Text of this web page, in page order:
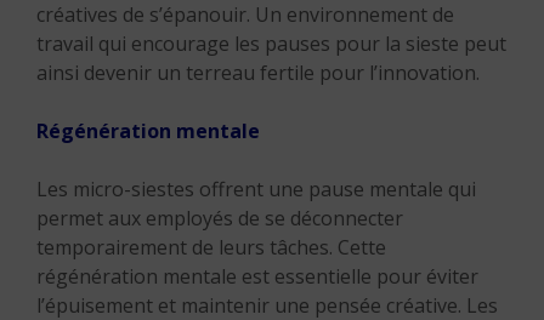
créatives de s’épanouir. Un environnement de
travail qui encourage les pauses pour la sieste peut
ainsi devenir un terreau fertile pour l’innovation.
Régénération mentale
Les micro-siestes offrent une pause mentale qui
permet aux employés de se déconnecter
temporairement de leurs tâches. Cette
régénération mentale est essentielle pour éviter
l’épuisement et maintenir une pensée créative. Les